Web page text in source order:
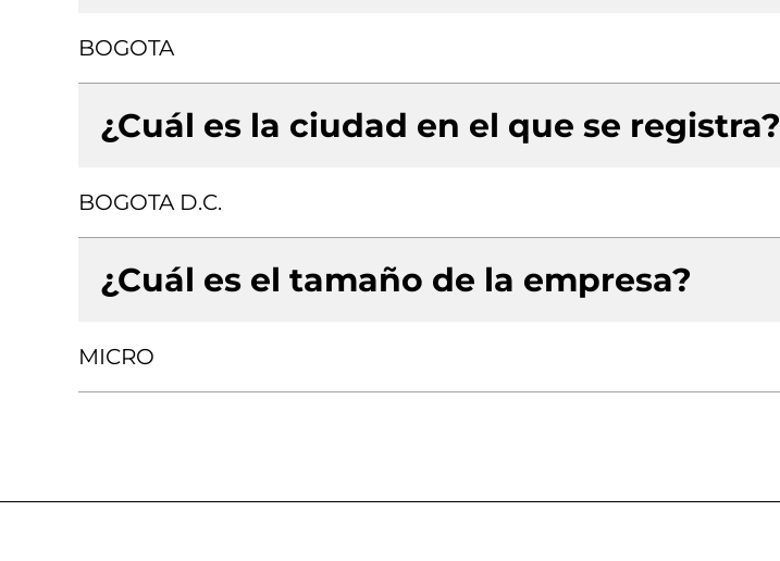
BOGOTA
¿Cuál es la ciudad en el que se registra?
BOGOTA D.C.
¿Cuál es el tamaño de la empresa?
MICRO